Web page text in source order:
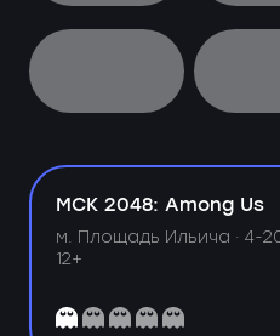
МСК 2048: Among Us
м. Площадь Ильича ·4-
12+